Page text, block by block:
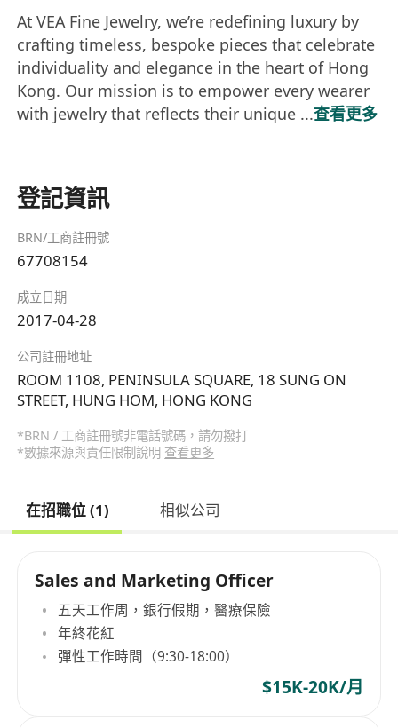
At VEA Fine Jewelry, we’re redefining luxury by
crafting timeless, bespoke pieces that celebrate
individuality and elegance in the heart of Hong
Kong. Our mission is to empower every wearer
with jewelry that reflects their unique ...查看更多
登記資訊
BRN/工商註冊號
67708154
成立日期
2017-04-28
公司註冊地址
ROOM 1108, PENINSULA SQUARE, 18 SUNG ON
STREET, HUNG HOM, HONG KONG
*BRN / 工商註冊號非電話號碼，請勿撥打
*數據來源與責任限制說明 查看更多
在招職位 (1) 相似公司
Sales and Marketing Officer
五天工作周，銀行假期，醫療保險
年終花紅
彈性工作時間（9:30-18:00）
$15K-20K/月